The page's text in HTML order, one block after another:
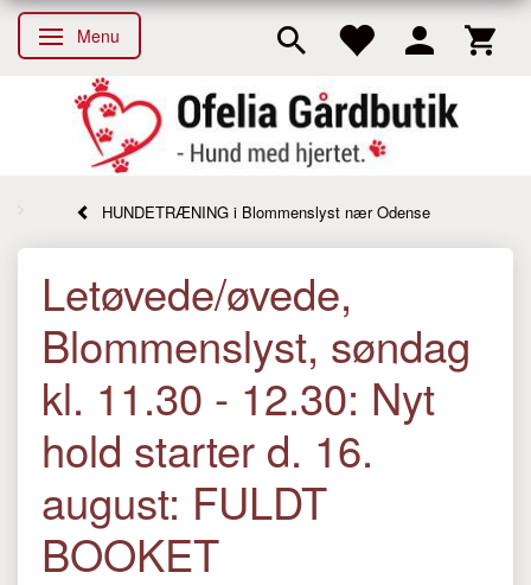
Skifte navigation
Menu
HUNDETRÆNING i Blommenslyst nær Odense
Letøvede/øvede,
Blommenslyst, søndag
kl. 11.30 - 12.30: Nyt
hold starter d. 16.
august: FULDT
BOOKET